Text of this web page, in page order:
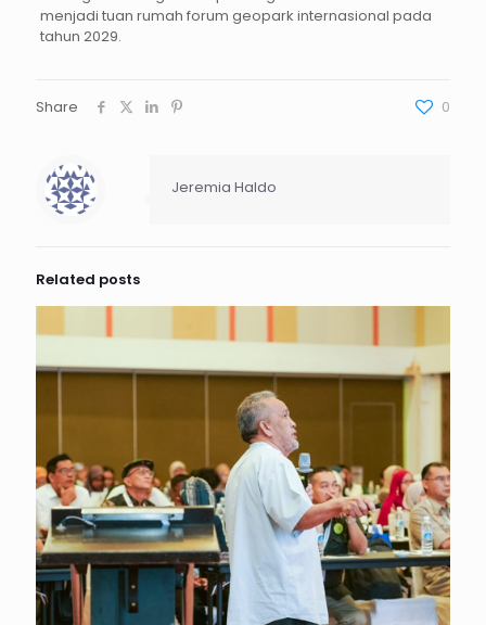
menjadi tuan rumah forum geopark internasional pada
tahun 2029.
Share 0
Jeremia Haldo
Related posts